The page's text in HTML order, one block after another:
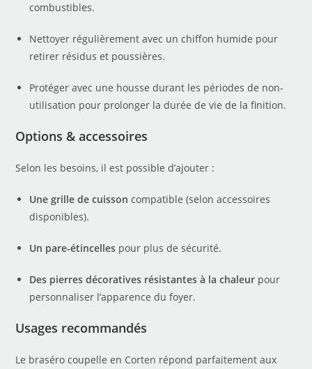
combustibles.
Nettoyer régulièrement avec un chiffon humide pour
retirer résidus et poussières.
Protéger avec une housse durant les périodes de non-
utilisation pour prolonger la durée de vie de la finition.
Options & accessoires
Selon les besoins, il est possible d’ajouter :
Une grille de cuisson compatible (selon accessoires
disponibles).
Un pare-étincelles pour plus de sécurité.
Des pierres décoratives résistantes à la chaleur pour
personnaliser l’apparence du foyer.
Usages recommandés
Le braséro coupelle en Corten répond parfaitement aux